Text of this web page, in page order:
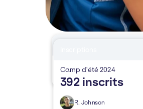
4 en retard de paiement
2 irrécouvrables
Camp d'été 2024
392 inscrits
R. Johnson